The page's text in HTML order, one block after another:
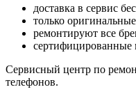
доставка в сервис
только
ремонтируют все
сертифицированные
Сервисный центр по
телефонов.